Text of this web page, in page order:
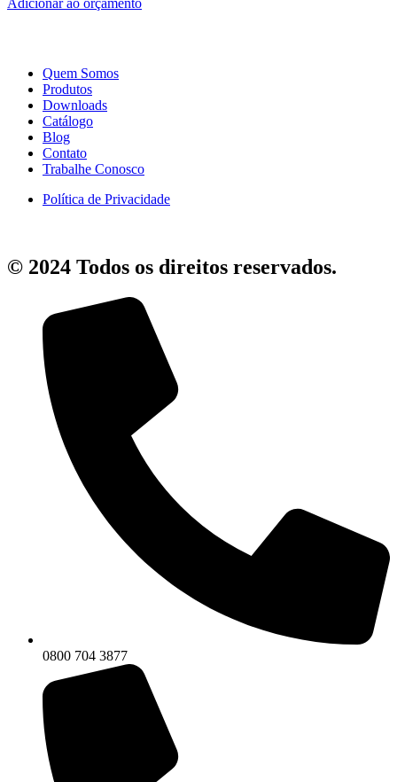
Quem Somos
Produtos
Downloads
Catálogo
Blog
Contato
Trabalhe Conosco
Política de Privacidade
© 2024 Todos os direitos reservados.
0800 704 3877